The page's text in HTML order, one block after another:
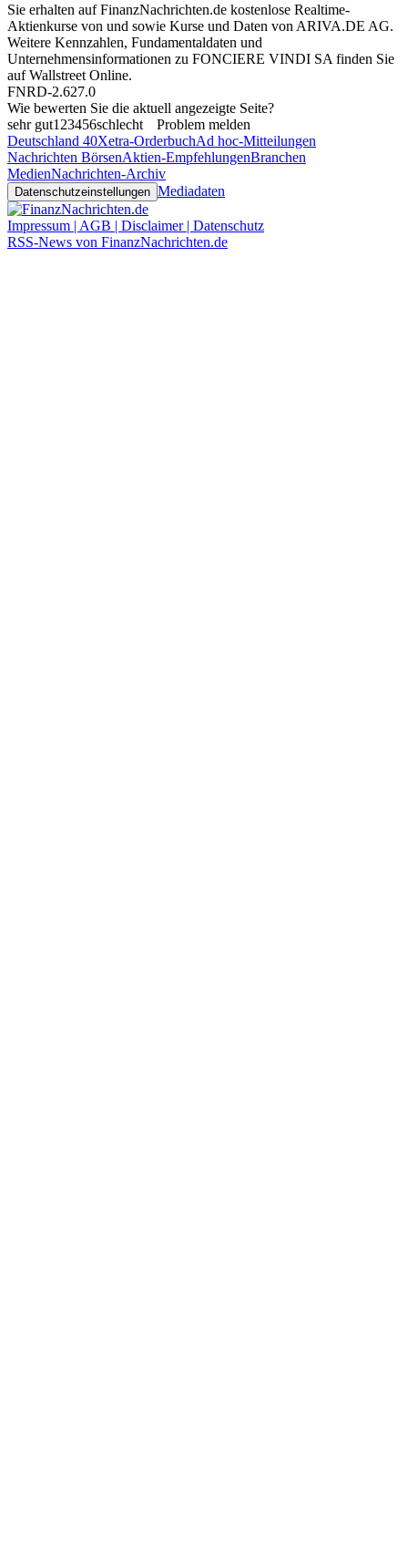
Sie erhalten auf FinanzNachrichten.de kostenlose Realtime-
Aktienkurse von und sowie Kurse und Daten von ARIVA.DE AG.
Weitere Kennzahlen, Fundamentaldaten und
Unternehmensinformationen zu FONCIERE VINDI SA finden Sie
aufWallstreet Online.
FNRD-2.627.0
Wie bewerten Sie die aktuell angezeigte Seite?
sehr gut1 23456schlecht
Problem melden
Deutschland 40Xetra-OrderbuchAd hoc-Mitteilungen
Nachrichten BörsenAktien-EmpfehlungenBranchen
MedienNachrichten-Archiv
Datenschutzeinstellungen Mediadaten
Impressum | AGB | Disclaimer | Datenschutz
RSS-News von FinanzNachrichten.de